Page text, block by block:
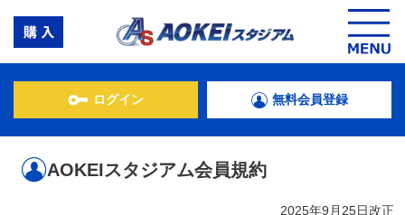
ログイン 無料会員登録
AOKEIスタジアム会員規約
2025年9月25日改正